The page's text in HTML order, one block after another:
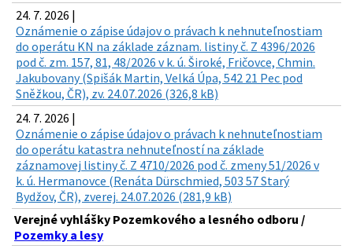
24. 7. 2026 |
Oznámenie o zápise údajov o právach k nehnuteľnostiam
do operátu KN na základe záznam. listiny č. Z 4396/2026
pod č. zm. 157, 81, 48/2026 v k. ú. Široké, Fričovce, Chmin.
Jakubovany (Spišák Martin, Velká Úpa, 542 21 Pec pod
Sněžkou, ČR), zv. 24.07.2026 (326,8 kB)
24. 7. 2026 |
Oznámenie o zápise údajov o právach k nehnuteľnostiam
do operátu katastra nehnuteľností na základe
záznamovej listiny č. Z 4710/2026 pod č. zmeny 51/2026 v
k. ú. Hermanovce (Renáta Dürschmied, 503 57 Starý
Bydžov, ČR), zverej. 24.07.2026 (281,9 kB)
Verejné vyhlášky Pozemkového a lesného odboru /
Pozemky a lesy